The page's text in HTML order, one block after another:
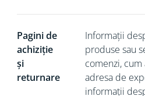
Pagini de
achiziție
și
returnare
Informații
produse sau
comenzi,
adresa de
informații